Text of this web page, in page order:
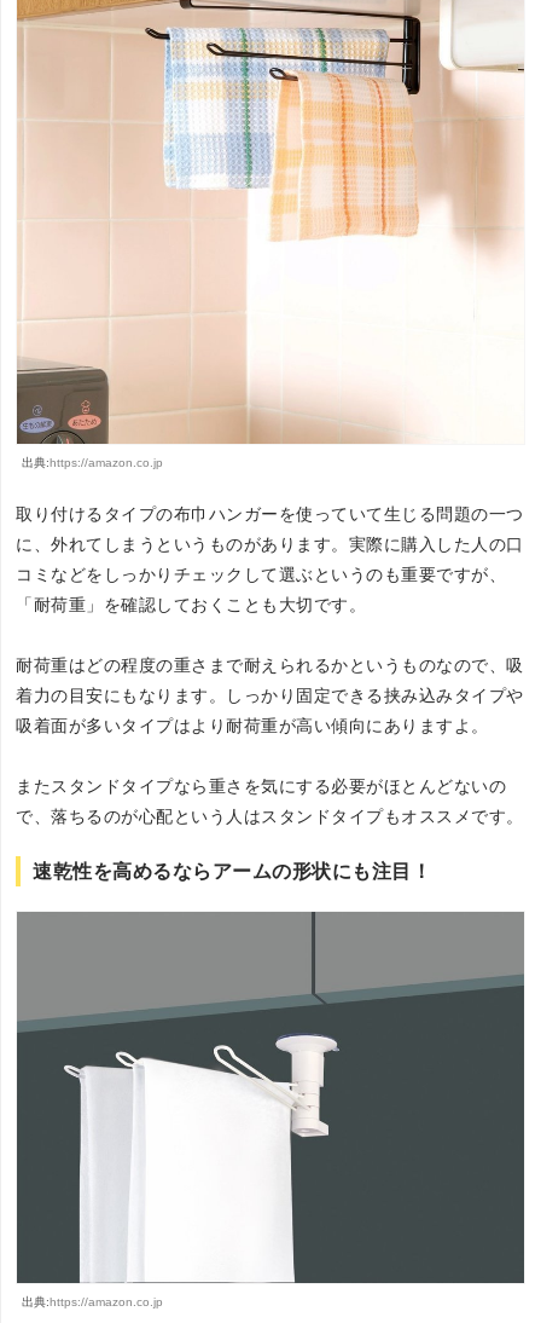
出典: https://amazon.co.jp
取り付けるタイプの布巾ハンガーを使っていて生じる問題の一つ
に、外れてしまうというものがあります。実際に購入した人の口
コミなどをしっかりチェックして選ぶというのも重要ですが、
「耐荷重」を確認しておくことも大切です。
耐荷重はどの程度の重さまで耐えられるかというものなので、吸
着力の目安にもなります。しっかり固定できる挟み込みタイプや
吸着面が多いタイプはより耐荷重が高い傾向にありますよ。
またスタンドタイプなら重さを気にする必要がほとんどないの
で、落ちるのが心配という人はスタンドタイプもオススメです。
速乾性を高めるならアームの形状にも注目！
出典: https://amazon.co.jp